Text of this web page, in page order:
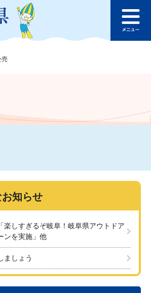
このページの本文へ
ュ
売
知らせ
楽しすぎるぞ岐阜！岐阜県アウトドア
ンを実施」他
ましょう